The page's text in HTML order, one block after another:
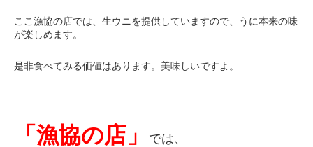
ここ漁協の店では、生ウニを提供していますので、うに本来の味
が楽しめます。
是非食べてみる価値はあります。美味しいですよ。
「漁協の店」 では、